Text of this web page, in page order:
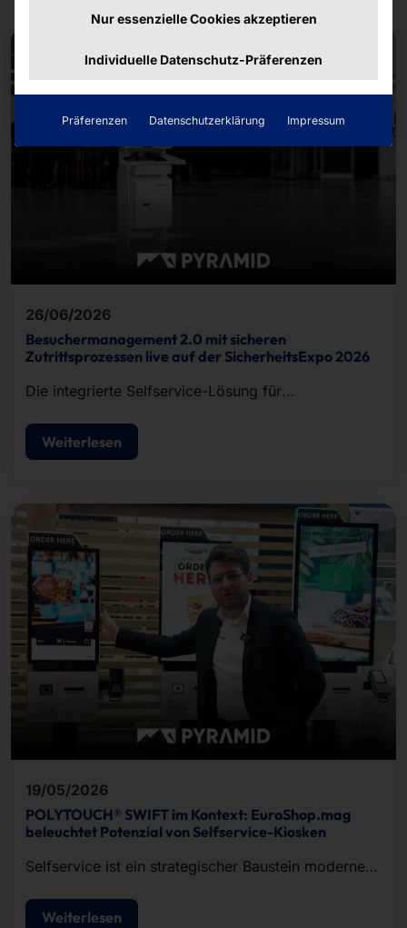
26/06/2026
Besuchermanagement 2.0 mit sicheren
Zutrittsprozessen live auf der SicherheitsExpo 2026
Die integrierte Selfservice-Lösung für
Zutrittskontrolle.
Weiterlesen
19/05/2026
POLYTOUCH® SWIFT im Kontext: EuroShop.mag
beleuchtet Potenzial von Selfservice-Kiosken
Selfservice ist ein strategischer Baustein moderner
Weiterlesen
Nur essenzielle Cookies akzeptieren
Individuelle Datenschutz-Präferenzen
Präferenzen Datenschutzerklärung Impressum